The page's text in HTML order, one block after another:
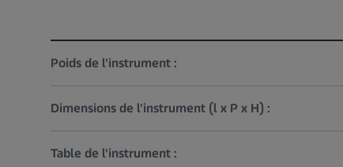
Poids de l'instrument :
Dimensions de l'instrument (l x P x H) :
Table de l'instrument :